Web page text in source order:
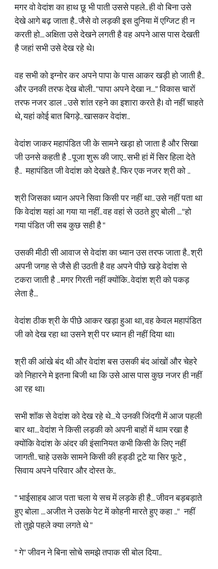
मगर वो वेदांश का हाथ छू भी पाती उससे पहले.. ही वो बिना उसे
देखे आगे बढ़ जाता है.. जैसे वो लड़की इस दुनिया में एग्जिट ही न
करती हो... अक्षिता उसे देखने लगती है वह अपने आस पास देखती
है जहां सभी उसे देख रहे थे।
वह सभी को इग्नोर कर अपने पापा के पास आकर खड़ी हो जाती है..
और उनकी तरफ देख बोली.. "पापा अपने देखा न..." विकास चारों
तरफ नजर डाल .. उसे शांत रहने का इशारा करते है। वो नहीं चाहते
थे, यहां कोई बात बिगड़े.. खासकर वेदांश..
वेदांश जाकर महापंडित जी के सामने खड़ा हो जाता है और सिखा
जी उनसे कहती है .. पूजा शुरू की जाए.. सभी हां में सिर हिला देते
है.. महापंडित जी वेदांश को देखते है.. फिर एक नजर श्री को ..
श्री जिसका ध्यान अपने सिवा किसी पर नहीं था.. उसे नहीं पता था
कि वेदांश यहां आ गया या नहीं.. वह वहां से उठते हुए बोली ... "हो
गया पंडित जी सब कुछ सही है "
उसकी मीठी सी आवाज से वेदांश का ध्यान उस तरफ जाता है.. श्री
अपनी जगह से जैसे ही उठती है वह अपने पीछे खड़े वेदांश से
टकरा जाती है .. मगर गिरती नहीं क्योंकि.. वेदांश श्री को पकड़
लेता है...
वेदांश ठीक श्री के पीछे आकर खड़ा हुआ था, वह केवल महापंडित
जी को देख रहा था उसने श्री पर ध्यान ही नहीं दिया था।
श्री की आंखे बंद थी और वेदांश बस उसकी बंद आंखों और चेहरे
को निहारने मे इतना बिजी था कि उसे आस पास कुछ नजर ही नहीं
आ रह था।
सभी शॉक से वेदांश को देख रहे थे...ये उनकी जिंदगी में आज पहली
बार था... वेदांश ने किसी लड़की को अपनी बाहों में थाम रखा है
क्योंकि वेदांश के अंदर की इंसानियत कभी किसी के लिए नहीं
जागती.. चाहे उसके सामने किसी की हड्डी टूटे या सिर फूटे ,
सिवाय अपने परिवार और दोस्त के..
" भाईसाहब आज पता चला ये सच में लड़के ही है... जीवन बड़बड़ाते
हुए बोला ... अजीत ने उसके पेट में कोहनी मारते हुए कहा .." नहीं
तो तुझे पहले क्या लगते थे "
" गे" जीवन ने बिना सोचे समझे तपाक सी बोल दिया..